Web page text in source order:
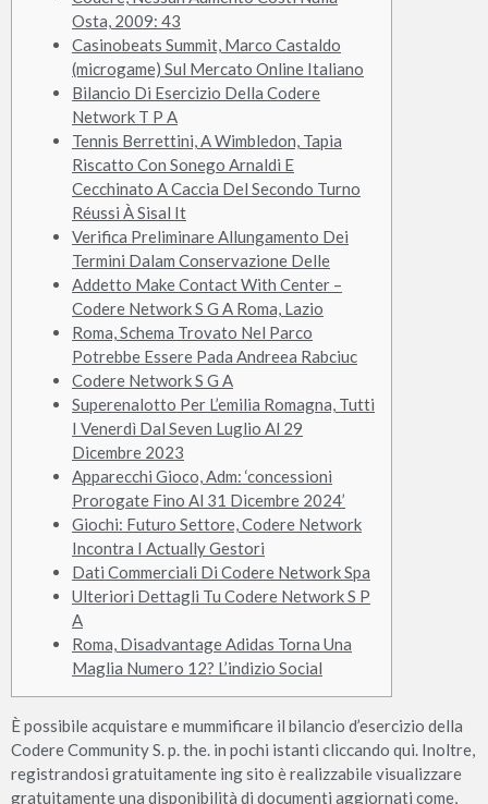
Osta, 2009: 43
Casinobeats Summit, Marco Castaldo
(microgame) Sul Mercato Online Italiano
Bilancio Di Esercizio Della Codere
Network T P A
Tennis Berrettini, A Wimbledon, Tapia
Riscatto Con Sonego Arnaldi E
Cecchinato A Caccia Del Secondo Turno
Réussi À Sisal It
Verifica Preliminare Allungamento Dei
Termini Dalam Conservazione Delle
Addetto Make Contact With Center –
Codere Network S G A Roma, Lazio
Roma, Schema Trovato Nel Parco
Potrebbe Essere Pada Andreea Rabciuc
Codere Network S G A
Superenalotto Per L’emilia Romagna, Tutti
I Venerdì Dal Seven Luglio Al 29
Dicembre 2023
Apparecchi Gioco, Adm: ‘concessioni
Prorogate Fino Al 31 Dicembre 2024’
Giochi: Futuro Settore, Codere Network
Incontra I Actually Gestori
Dati Commerciali Di Codere Network Spa
Ulteriori Dettagli Tu Codere Network S P
A
Roma, Disadvantage Adidas Torna Una
Maglia Numero 12? L’indizio Social
È possibile acquistare e mummificare il bilancio d’esercizio della
Codere Community S. p. the. in pochi istanti cliccando qui. Inoltre,
registrandosi gratuitamente ing sito è realizzabile visualizzare
gratuitamente una disponibilità di documenti aggiornati come,